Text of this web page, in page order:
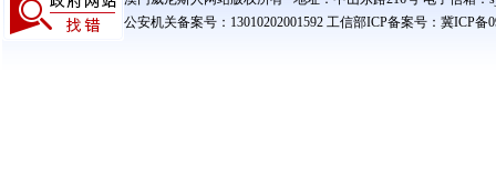
公安机关备案号：13010202001592 工信部ICP备案号：冀ICP备